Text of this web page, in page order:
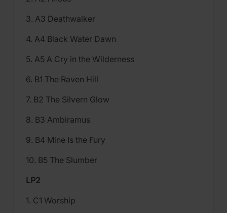
3. A3 Deathwalker
4. A4 Black Water Dawn
5. A5 A Cry in the Wilderness
6. B1 The Raven Hill
7. B2 The Silvern Glow
8. B3 Ambiramus
9. B4 Mine Is the Fury
10. B5 The Slumber
LP2
1. C1 Worship